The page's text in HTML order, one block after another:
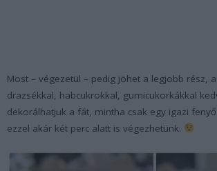
Most – végezetül – pedig jöhet a legjobb rész,
drazsékkal, habcukrokkal, gumicukorkákkal
dekorálhatjuk a fát, mintha csak egy igazi
ezzel akár két perc alatt is végezhetünk.